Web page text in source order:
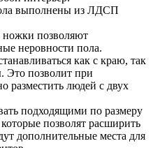
выполнены из ЛДСП
ножки позволяют
неровности пола.
как с краю, так
Это позволит при
разместить людей с двух
подходящими по размеру
позволят расширить
дополнительные места для